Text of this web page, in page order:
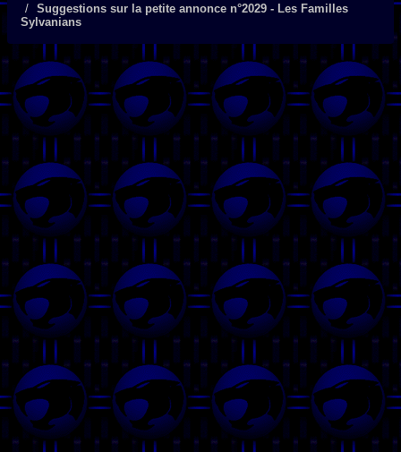
Suggestions sur la petite annonce n°2029 - Les Familles
Sylvanians